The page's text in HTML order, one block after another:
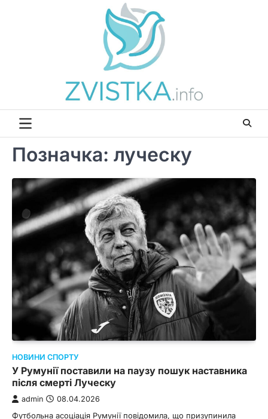
Позначка: луческу
НОВИНИ СПОРТУ
У Румунії поставили на паузу пошук наставника
після смерті Луческу
admin 08.04.2026
Футбольна асоціація Румунії повідомила, що призупинила